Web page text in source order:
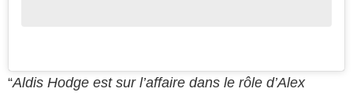
“Aldis Hodge est sur l’affaire dans le rôle d’Alex